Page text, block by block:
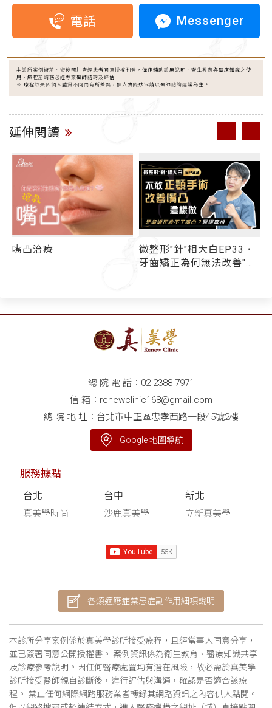
電話 Messenger
本診所案例術前、術後照片皆經患者同意授權刊登，僅作輔助診療說明、衛生教育與醫療知識之使
用，療程前請務必經專業醫師諮詢及評估
※ 療程效果因個人體質不同而有所差異，個人實際狀況請以醫師諮詢建議為主。
延伸閱讀
嘴凸治療
微整形"針"相大白EP33．
牙齒矯正為何無法改善"小
擇...
總 院 電 話： 02-2388-7971
信 箱： renewclinic168@gmail.com
總 院 地 址：台北市中正區忠孝西路一段45號2樓
Google 地圖導航
服務據點
台北
真美學時尚
台中
沙鹿真美學
新北
立新真美學
各類適應症禁忌症副作用細項說明
本診所分享案例係於真美學診所接受療程，且經當事人同意分享，
並已簽署同意公開授權書。 案例資訊係為衛生教育、醫療知識共享
及診療參考說明。因任何醫療處置均有潛在風險，故必需於真美學
診所接受醫師親自診斷後，進行評估與溝通，確認是否適合該療
程。 禁止任何網際網路服務業者轉錄其網路資訊之內容供人點閱。